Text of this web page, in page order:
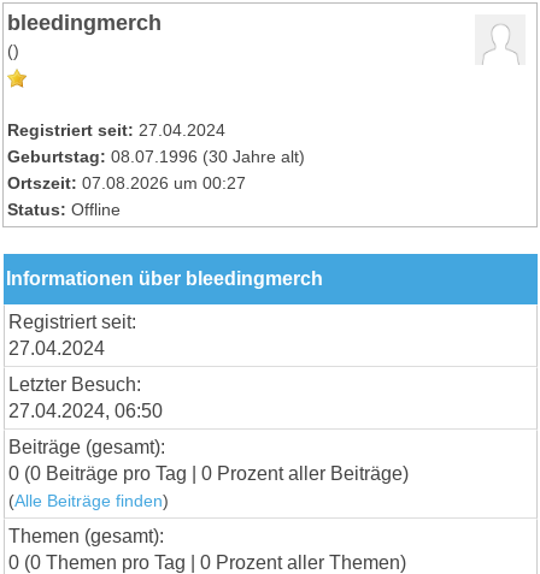
bleedingmerch
()
Registriert seit: 27.04.2024
Geburtstag: 08.07.1996 (30 Jahre alt)
Ortszeit: 07.08.2026 um 00:27
Status: Offline
Informationen über bleedingmerch
Registriert seit:
27.04.2024
Letzter Besuch:
27.04.2024, 06:50
Beiträge (gesamt):
0 (0 Beiträge pro Tag | 0 Prozent aller Beiträge)
(Alle Beiträge finden)
Themen (gesamt):
0 (0 Themen pro Tag | 0 Prozent aller Themen)